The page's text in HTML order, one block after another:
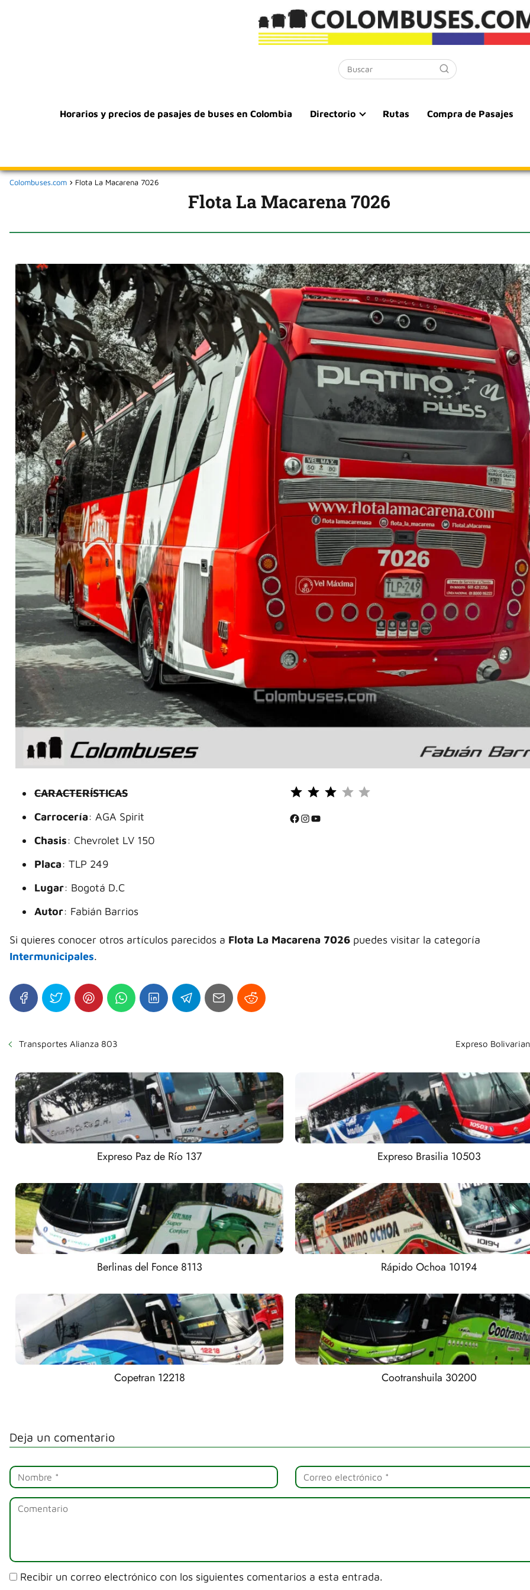
Horarios y precios de pasajes de buses en Colombia Directorio Rutas Compra de Pasajes
Colombuses.com Flota La Macarena 7026
Flota La Macarena 7026
CARACTERÍSTICAS
Carrocería: AGA Spirit
Chasis: Chevrolet LV 150
Placa: TLP 249
Lugar: Bogotá D.C
Autor: Fabián Barrios
⭐
⭐
Facebook InstagramYouTube
Si quieres conocer otros artículos parecidos a Flota La Macarena 7026 puedes visitar la categoría
Intermunicipales.
Transportes Alianza 803 Expreso
Expreso Paz de Río 137 Expreso Brasilia 10503
Berlinas del Fonce 8113 Rápido Ochoa 10194
Copetran 12218 Cootranshuila 30200
Deja un comentario
Recibir un correo electrónico con los siguientes comentarios a esta entrada.